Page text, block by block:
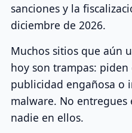
sanciones y la
diciembre de 2026.
Muchos sitios que aún
hoy son trampas:
publicidad engañosa o
malware. No entregues
nadie en ellos.